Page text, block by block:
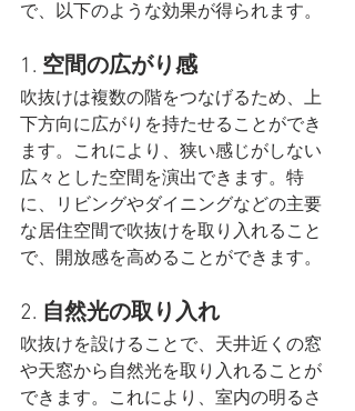
で、以下のような効果が得られます。
1. 空間の広がり感
吹抜けは複数の階をつなげるため、上
下方向に広がりを持たせることができ
ます。これにより、狭い感じがしない
広々とした空間を演出できます。特
に、リビングやダイニングなどの主要
な居住空間で吹抜けを取り入れること
で、開放感を高めることができます。
2. 自然光の取り入れ
吹抜けを設けることで、天井近くの窓
や天窓から自然光を取り入れることが
できます。これにより、室内の明るさ